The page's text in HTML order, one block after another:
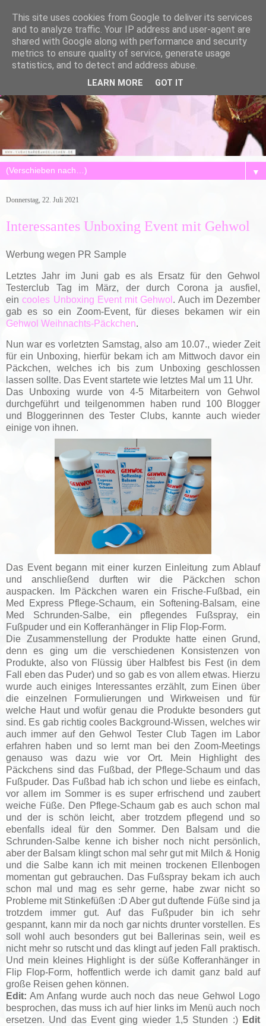
▼
Donnerstag, 22. Juli 2021
Interessantes Unboxing Event mit Gehwol
Werbung wegen PR Sample
Letztes Jahr im Juni gab es als Ersatz für den Gehwol
Testerclub Tag im März, der durch Corona ja ausfiel,
eincooles Unboxing Event mit Gehwol . Auch im Dezember
gab es so ein Zoom-Event, für dieses bekamen wir ein
Gehwol Weihnachts-Päckchen.
Nun war es vorletzten Samstag, also am 10.07., wieder Zeit
für ein Unboxing, hierfür bekam ich am Mittwoch davor ein
Päckchen, welches ich bis zum Unboxing geschlossen
lassen sollte. Das Event startete wie letztes Mal um 11 Uhr.
Das Unboxing wurde von 4-5 Mitarbeitern von Gehwol
durchgeführt und teilgenommen haben rund 100 Blogger
und Bloggerinnen des Tester Clubs, kannte auch wieder
einige von ihnen.
Das Event begann mit einer kurzen Einleitung zum Ablauf
und anschließend durften wir die Päckchen schon
auspacken. Im Päckchen waren ein Frische-Fußbad, ein
Med Express Pflege-Schaum, ein Softening-Balsam, eine
Med Schrunden-Salbe, ein pflegendes Fußspray, ein
Fußpuder und ein Kofferanhänger in Flip Flop-Form.
Die Zusammenstellung der Produkte hatte einen Grund,
denn es ging um die verschiedenen Konsistenzen von
Produkte, also von Flüssig über Halbfest bis Fest (in dem
Fall eben das Puder) und so gab es von allem etwas. Hierzu
wurde auch einiges Interessantes erzählt, zum Einen über
die einzelnen Formulierungen und Wirkweisen und für
welche Haut und wofür genau die Produkte besonders gut
sind. Es gab richtig cooles Background-Wissen, welches wir
auch immer auf den Gehwol Tester Club Tagen im Labor
erfahren haben und so lernt man bei den Zoom-Meetings
genauso was dazu wie vor Ort. Mein Highlight des
Päckchens sind das Fußbad, der Pflege-Schaum und das
Fußpuder. Das Fußbad hab ich schon und liebe es einfach,
vor allem im Sommer is es super erfrischend und zaubert
weiche Füße. Den Pflege-Schaum gab es auch schon mal
und der is schön leicht, aber trotzdem pflegend und so
ebenfalls ideal für den Sommer. Den Balsam und die
Schrunden-Salbe kenne ich bisher noch nicht persönlich,
aber der Balsam klingt schon mal sehr gut mit Milch & Honig
und die Salbe kann ich mit meinen trockenen Ellenbogen
momentan gut gebrauchen. Das Fußspray bekam ich auch
schon mal und mag es sehr gerne, habe zwar nicht so
Probleme mit Stinkefüßen :D Aber gut duftende Füße sind ja
trotzdem immer gut. Auf das Fußpuder bin ich sehr
gespannt, kann mir da noch gar nichts drunter vorstellen. Es
soll wohl auch besonders gut bei Ballerinas sein, weil es
nicht mehr so rutscht und das klingt auf jeden Fall praktisch.
Und mein kleines Highlight is der süße Kofferanhänger in
Flip Flop-Form, hoffentlich werde ich damit ganz bald auf
große Reisen gehen können.
Edit: Am Anfang wurde auch noch das neue Gehwol Logo
besprochen, das muss ich auf hier links im Menü auch noch
ersetzen. Und das Event ging wieder 1,5 Stunden :) Edit
This site uses cookies from Google to deliver its services
and to analyze traffic. Your IP address and user-agent are
shared with Google along with performance and security
metrics to ensure quality of service, generate usage
statistics, and to detect and address abuse.
LEARN MORE GOT IT